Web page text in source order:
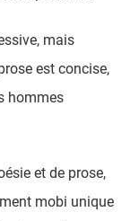
mais
est concise,
hommes
et de prose,
mobi unique